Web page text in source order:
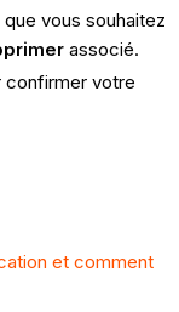
vous souhaitez
associé.
votre
et comment